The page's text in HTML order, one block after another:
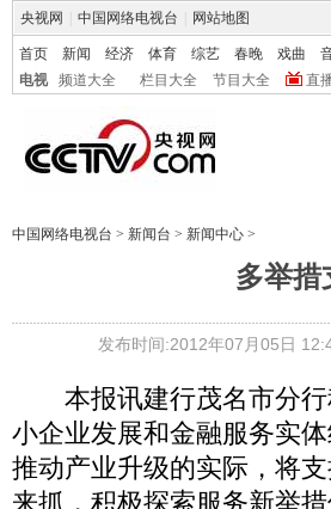
央视网 中国网络电视台 网站地图
首页 新闻 经济 体育 综艺 春晚 戏曲
电视
频道大全 栏目大全 节目大全 直
中国网络电视台 > 新闻台 > 新闻中心 >
多举措
发布时间:2012年07月05日
本报讯建行茂名市分行
小企业发展和金融服务实
推动产业升级的实际，将
来抓，积极探索服务新举